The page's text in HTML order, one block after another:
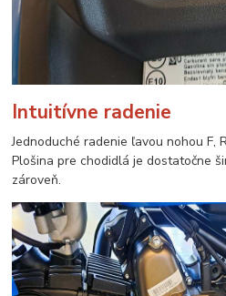
Intuitívne radenie
Jednoduché radenie ľavou nohou F,
Plošina pre chodidlá je dostatočne
zároveň.